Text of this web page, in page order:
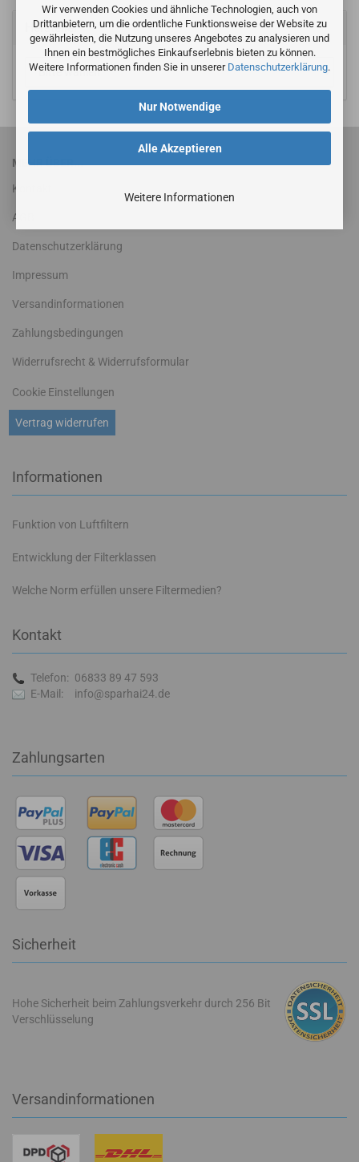
Wir verwenden Cookies und ähnliche Technologien, auch von
Drittanbietern, um die ordentliche Funktionsweise der Website zu
gewährleisten, die Nutzung unseres Angebotes zu analysieren und
Ihnen ein bestmögliches Einkaufserlebnis bieten zu können.
Weitere Informationen finden Sie in unserer Datenschutzerklärung.
Alle Akzeptieren
Nur Notwendige
Weitere Informationen
Hersteller
MEHR ÜBER...
Kontakt
AGB
Datenschutzerklärung
Impressum
Versandinformationen
Zahlungsbedingungen
Widerrufsrecht & Widerrufsformular
Vertrag widerrufen
Cookie Einstellungen
Informationen
Funktion von Luftfiltern
Entwicklung der Filterklassen
Welche Norm erfüllen unsere Filtermedien?
Kontakt
Telefon: 06833 89 47 593
E-Mail:
info@sparhai24.de
Zahlungsarten
Sicherheit
Hohe Sicherheit beim Zahlungsverkehr durch 256 Bit
Verschlüsselung
Versandinformationen